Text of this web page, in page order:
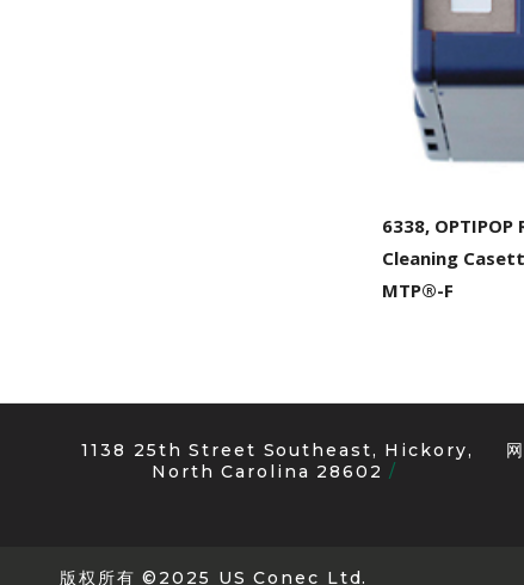
6338, OPTIPOP
Cleaning
MTP®-F
1138 25th Street Southeast, Hickory,
North Carolina 28602
版权所有 ©2025 US Conec Ltd.